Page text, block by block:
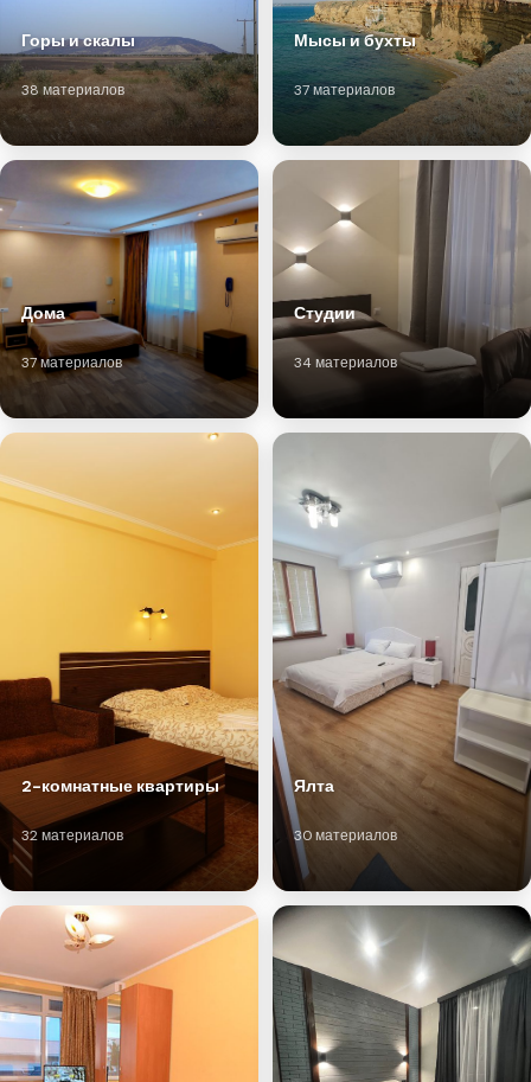
Горы и скалы
38 материалов
Мысы и бухты
37 материалов
Дома
37 материалов
Студии
34 материалов
2-комнатные квартиры
32 материалов
Ялта
30 материалов